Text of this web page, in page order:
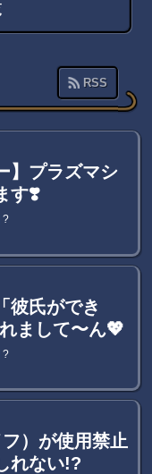
RSS
】プラズマシ
す❣️
?
彼氏ができ
まして〜ん💖
?
）が使用禁止
れない!?